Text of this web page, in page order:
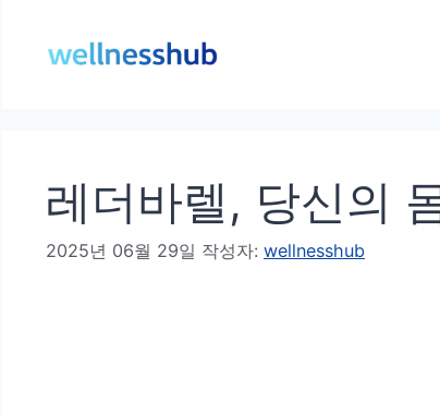
레더바렐, 당신의
2025년 06월 29일 작성자: wellnesshub